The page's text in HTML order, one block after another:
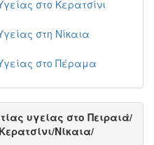
στο Κερατσίνι
στη Νίκαια
στο Πέραμα
υγείας στο Πειραιά/
Νίκαια/